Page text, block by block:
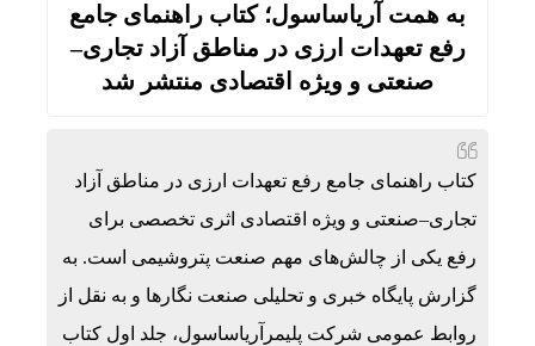
به همت آریاساسول؛ کتاب راهنمای جامع
رفع تعهدات ارزی در مناطق آزاد تجاری–
صنعتی و ویژه اقتصادی منتشر شد
کتاب راهنمای جامع رفع تعهدات ارزی در مناطق آزاد
تجاری–صنعتی و ویژه اقتصادی اثری تخصصی برای
رفع یکی از چالش‌های مهم صنعت پتروشیمی است. به
گزارش پایگاه خبری و تحلیلی صنعت نگارها و به نقل از
روابط عمومی شرکت پلیمرآریاساسول، جلد اول کتاب